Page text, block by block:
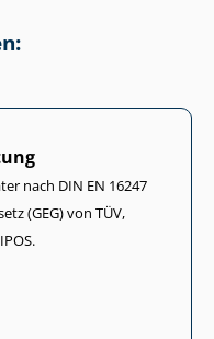
nach DIN EN 16247
(GEG) von TÜV,